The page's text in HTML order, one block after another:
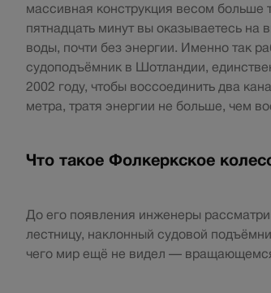
массивная конструкция весом больше
пятнадцать минут вы оказываетесь
воды, почти без энергии. Именно так
судоподъёмник в Шотландии,
2002 году, чтобы воссоединить два
метра, тратя энергии не больше, чем
Что такое Фолкеркское
До его появления инженеры
лестницу, наклонный судовой
чего мир ещё не видел —